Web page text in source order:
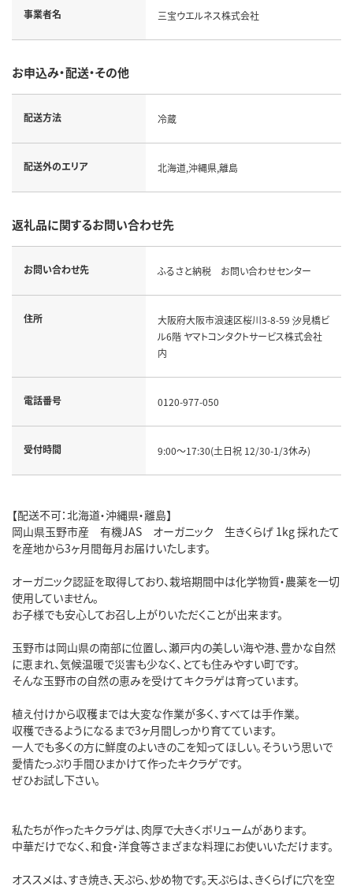
事業者名 三宝ウエルネス株式会社
お申込み・配送・その他
配送方法 冷蔵
配送外のエリア 北海道,沖縄県,離島
返礼品に関するお問い合わせ先
お問い合わせ先 ふるさと納税 お問い合わせセンター
住所
大阪府大阪市浪速区桜川3-8-59 汐見橋ビ
ル6階 ヤマトコンタクトサービス株式会社
内
電話番号 0120-977-050
受付時間 9:00～17:30(土日祝 12/30-1/3休み)
【配送不可：北海道・沖縄県・離島】
岡山県玉野市産 有機JAS オーガニック 生きくらげ 1kg 採れたて
を産地から3ヶ月間毎月お届けいたします。
オーガニック認証を取得しており、栽培期間中は化学物質・農薬を一切
使用していません。
お子様でも安心してお召し上がりいただくことが出来ます。
玉野市は岡山県の南部に位置し、瀬戸内の美しい海や港、豊かな自然
に恵まれ、気候温暖で災害も少なく、とても住みやすい町です。
そんな玉野市の自然の恵みを受けてキクラゲは育っています。
植え付けから収穫までは大変な作業が多く、すべては手作業。
収穫できるようになるまで3ヶ月間しっかり育てています。
一人でも多くの方に鮮度のよいきのこを知ってほしい。そういう思いで
愛情たっぷり手間ひまかけて作ったキクラゲです。
ぜひお試し下さい。
私たちが作ったキクラゲは、肉厚で大きくボリュームがあります。
中華だけでなく、和食・洋食等さまざまな料理にお使いいただけます。
オススメは、すき焼き、天ぷら、炒め物です。天ぷらは、きくらげに穴を空